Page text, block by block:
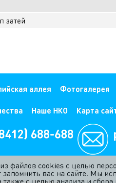
затей
аллея Фотогалерея
Наше НКО Карта
688-688
файлов cookies с целью
вас на сайте. Мы
с целью анализа и сбора